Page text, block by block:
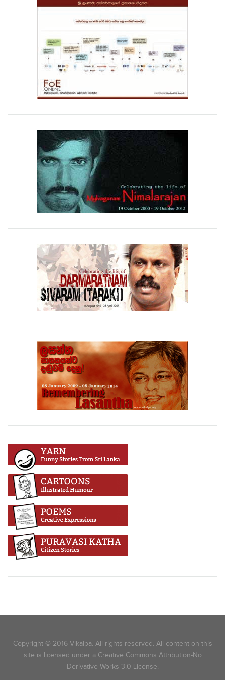
Copyright © 2016 Vikalpa. All rights reserved. All content on this
site is licensed under a Creative Commons Attribution-No
Derivative Works 3.0 License.